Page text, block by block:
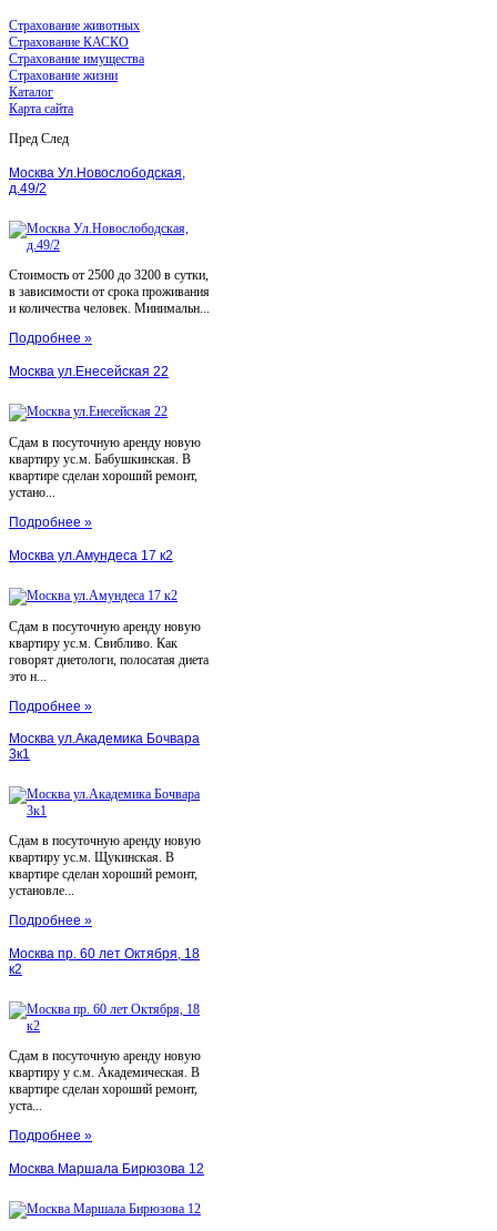
Страхование животных
Страхование КАСКО
Страхование имущества
Страхование жизни
Каталог
Карта сайта
Пред След
Москва Ул.Новослободская,
д.49/2
Стоимость от 2500 до 3200 в сутки,
в зависимости от срока проживания
и количества человек. Минимальн...
Подробнее »
Москва ул.Енесейская 22
Сдам в посуточную аренду новую
квартиру ус.м. Бабушкинская. В
квартире сделан хороший ремонт,
устано...
Подробнее »
Москва ул.Амундеса 17 к2
Сдам в посуточную аренду новую
квартиру ус.м. Свибливо. Как
говорят диетологи, полосатая диета
это н...
Подробнее »
Москва ул.Академика Бочвара
3к1
Сдам в посуточную аренду новую
квартиру ус.м. Щукинская. В
квартире сделан хороший ремонт,
установле...
Подробнее »
Москва пр. 60 лет Октября, 18
к2
Сдам в посуточную аренду новую
квартиру у с.м. Академическая. В
квартире сделан хороший ремонт,
уста...
Подробнее »
Москва Маршала Бирюзова 12